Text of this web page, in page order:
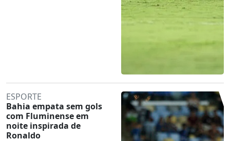
ESPORTE
Bahia empata sem gols
com Fluminense em
noite inspirada de
Ronaldo